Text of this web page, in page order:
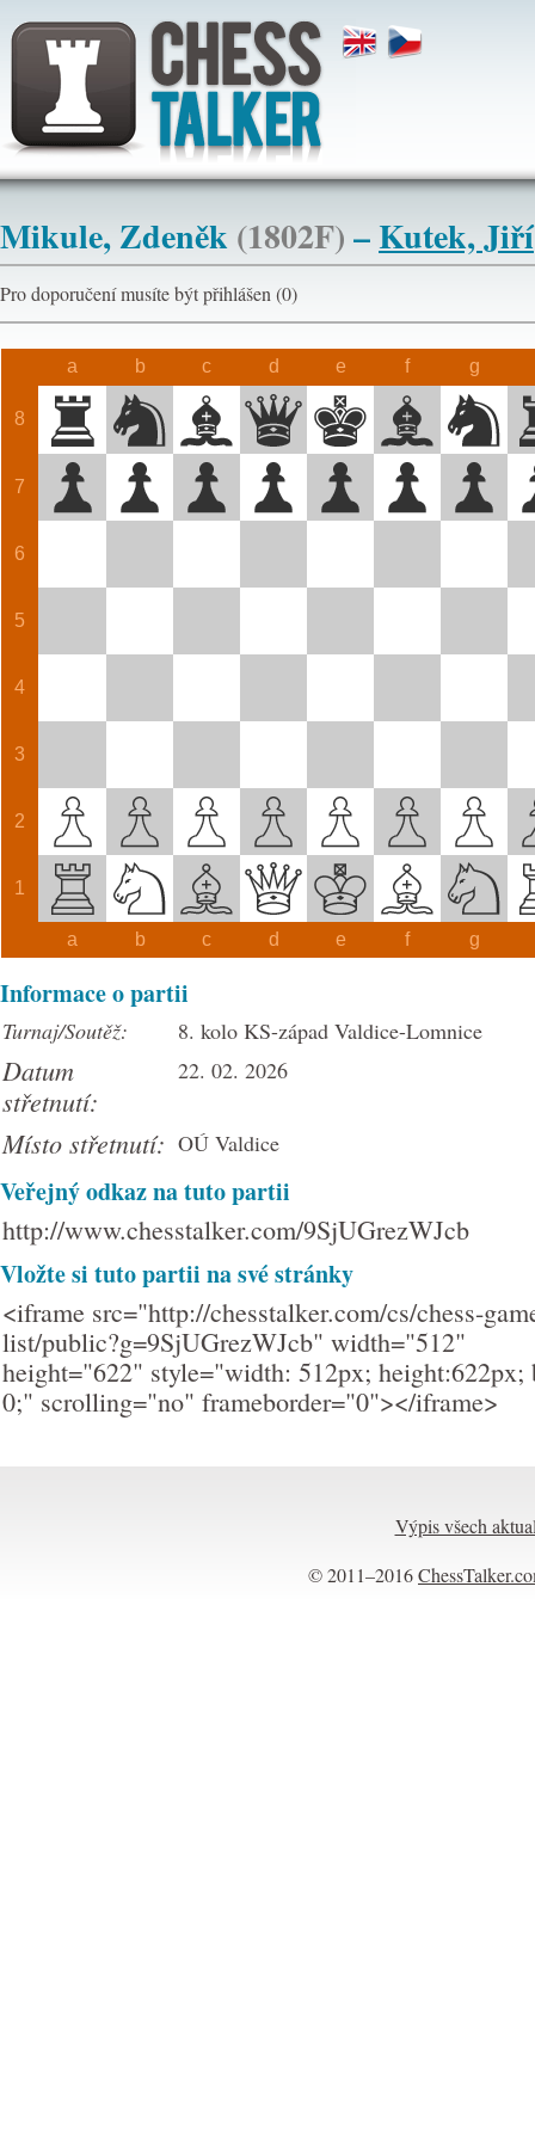
Mikule, Zdeněk(1802F)–Kutek, Jiří
Pro doporučení musíte být přihlášen (0)
a b c d e f g
8
7
6
5
4
3
2
1
a b c d e f g
Informace o partii
Turnaj/Soutěž: 8. kolo KS-západ Valdice-Lomnice
Datum
střetnutí:
22. 02. 2026
Místo střetnutí: OÚ Valdice
Veřejný odkaz na tuto partii
http://www.chesstalker.com/9SjUGrezWJcb
Vložte si tuto partii na své stránky
<iframe src="http://chesstalker.com/cs/chess-
list/public?g=9SjUGrezWJcb" width="512"
height="622" style="width: 512px; height:622px;
0;" scrolling="no" frameborder="0"></iframe>
Výpis všech
© 2011–2016